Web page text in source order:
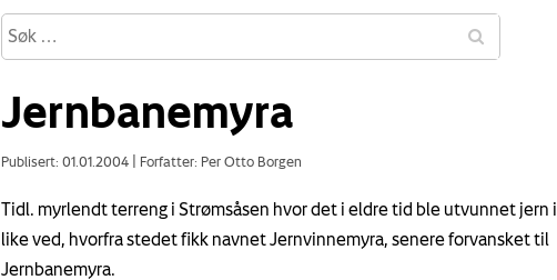
Jernbanemyra
Publisert: 01.01.2004 Forfatter: Per Otto Borgen
Tidl. myrlendt terreng i Strømsåsen hvor det i eldre tid ble utvunnet jern
like ved, hvorfra stedet fikk navnet Jernvinnemyra, senere forvansket til
Jernbanemyra.